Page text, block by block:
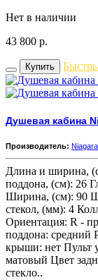
Нет в наличии
43 800 р.
Купить
Душевая кабина
Производитель: Niagara
Длина и ширина,
поддона, (см): 26
Ширина, (см): 90
стекол, (мм): 4
Ориентация: R -
поддона: средний
крыши: нет Пульт
матовый Цвет
стекло..